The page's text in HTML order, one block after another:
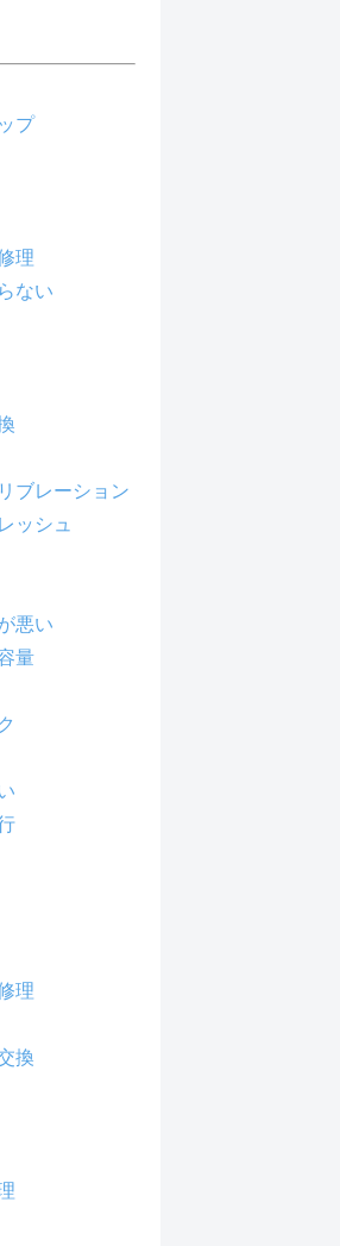
プ
理
ない
ブレーション
ッシュ
悪い
量
理
換